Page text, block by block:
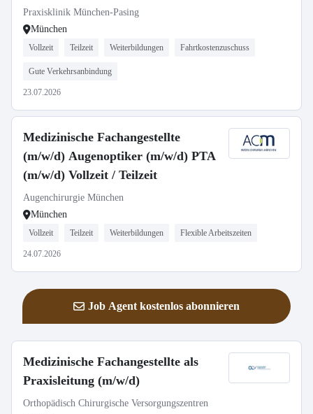
Teilzeit
Praxisklinik München-Pasing
München
Vollzeit Teilzeit Weiterbildungen Fahrtkostenzuschuss
Gute Verkehrsanbindung
23.07.2026
Medizinische Fachangestellte
(m/w/d) Augenoptiker (m/w/d) PTA
(m/w/d) Vollzeit / Teilzeit
Augenchirurgie München
München
Vollzeit Teilzeit Weiterbildungen Flexible Arbeitszeiten
24.07.2026
Job Agent kostenlos abonnieren
Medizinische Fachangestellte als
Praxisleitung (m/w/d)
Orthopädisch Chirurgische Versorgungszentren